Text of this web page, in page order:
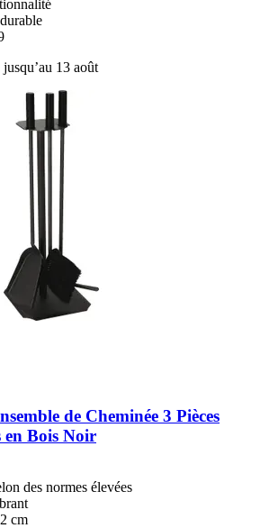
13 août
de Cheminée 3 Pièces
en Bois Noir
des normes élevées
cm